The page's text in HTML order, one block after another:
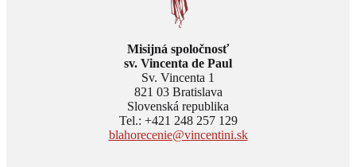
Misijná spoločnosť
sv. Vincenta de Paul
Sv. Vincenta 1
821 03 Bratislava
Slovenská republika
Tel.: +421 248 257 129
blahorecenie@vincentini.sk